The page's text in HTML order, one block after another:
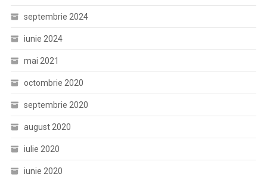
septembrie 2024
iunie 2024
mai 2021
octombrie 2020
septembrie 2020
august 2020
iulie 2020
iunie 2020